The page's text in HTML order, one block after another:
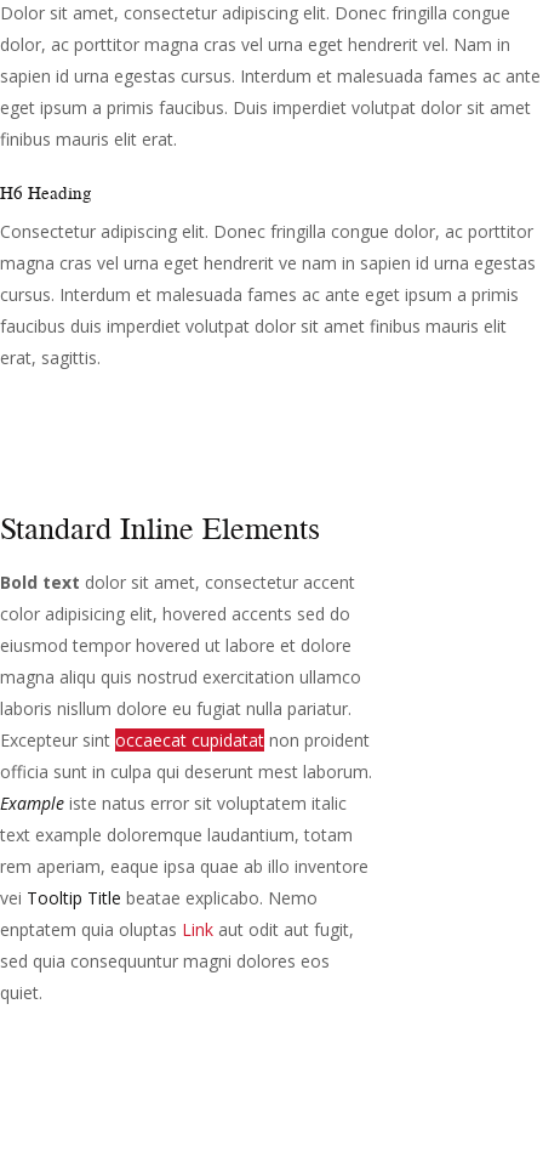
Dolor sit amet, consectetur adipiscing elit. Donec fringilla congue
dolor, ac porttitor magna cras vel urna eget hendrerit vel. Nam in
sapien id urna egestas cursus. Interdum et malesuada fames ac ante
eget ipsum a primis faucibus. Duis imperdiet volutpat dolor sit amet
finibus mauris elit erat.
H6 Heading
Consectetur adipiscing elit. Donec fringilla congue dolor, ac porttitor
magna cras vel urna eget hendrerit ve nam in sapien id urna egestas
cursus. Interdum et malesuada fames ac ante eget ipsum a primis
faucibus duis imperdiet volutpat dolor sit amet finibus mauris elit
erat, sagittis.
Standard Inline Elements​
Bold text dolor sit amet, consectetur accent
color adipisicing elit, hovered accents sed do
eiusmod tempor hovered ut labore et dolore
magna aliqu quis nostrud exercitation ullamco
laboris nisllum dolore eu fugiat nulla pariatur.
Excepteur sint occaecat cupidatat non proident
officia sunt in culpa qui deserunt mest laborum.
Example iste natus error sit voluptatem italic
text example doloremque laudantium, totam
rem aperiam, eaque ipsa quae ab illo inventore
vei Tooltip Title beatae explicabo. Nemo
enptatem quia oluptas Link aut odit aut fugit,
sed quia consequuntur magni dolores eos
quiet.